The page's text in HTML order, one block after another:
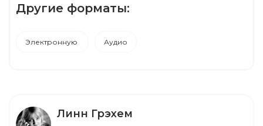
Другие форматы:
Электронную Аудио
Линн Грэхем